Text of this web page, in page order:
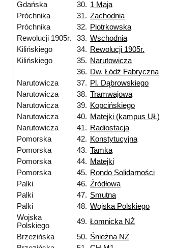
Gdańska
30. 1 Maja
Próchnika
31. Zachodnia
Próchnika
32. Piotrkowska
Rewolucji 1905r.
33. Wschodnia
Kilińskiego
34. Rewolucji 1905r.
Kilińskiego
35. Narutowicza
36. Dw. Łódź Fabryczna
Narutowicza
37. Pl. Dąbrowskiego
Narutowicza
38. Tramwajowa
Narutowicza
39. Kopcińskiego
Narutowicza
40. Matejki (kampus UŁ)
Narutowicza
41. Radiostacja
Pomorska
42. Konstytucyjna
Pomorska
43. Tamka
Pomorska
44. Matejki
Pomorska
45. Rondo Solidarności
Palki
46. Źródłowa
Palki
47. Smutna
Palki
48. Wojska Polskiego
Wojska
Polskiego
49. Łomnicka NŻ
Brzezińska 50. Śnieżna NŻ